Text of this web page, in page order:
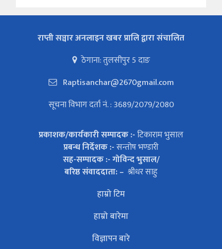
राप्ती सञ्चार अनलाइन खबर प्रालि द्वारा संचालित
ठेगाना: तुलसीपुर 5 दाङ
Raptisanchar@2670gmail.com
सूचना विभाग दर्ता नं. : 3689/2079/2080
प्रकाशक/कार्यकारी सम्पादक :-टिकाराम भुसाल
प्रबन्ध निर्देशक :-सन्तोष भण्डारी
सह-सम्पादक :- गोविन्द भुसाल/
बरिष्ठ संवाददाता: – श्रीधर साहु
हाम्रो टिम
हाम्रो बारेमा
विज्ञापन बारे